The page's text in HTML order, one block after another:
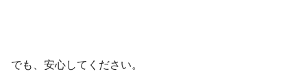
でも、安心してください。